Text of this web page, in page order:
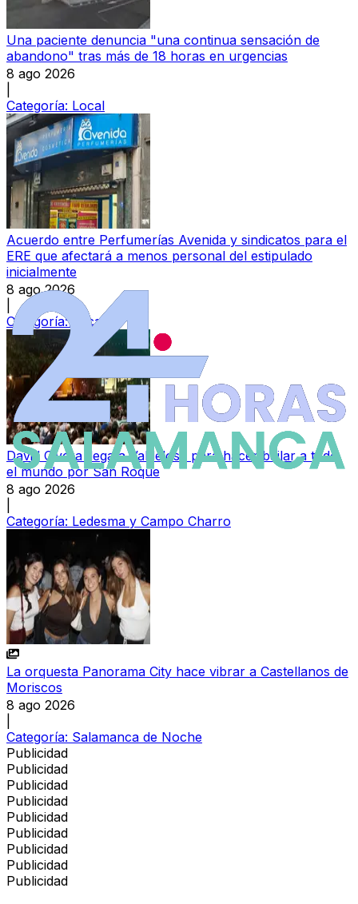
Una paciente denuncia "una continua sensación de
abandono" tras más de 18 horas en urgencias
8 ago 2026
Categoría: Local
Acuerdo entre Perfumerías Avenida y sindicatos para el
ERE que afectará a menos personal del estipulado
inicialmente
8 ago 2026
Categoría: Local
David Civera llega a Valdelosa para hacer bailar a todo
el mundo por San Roque
8 ago 2026
Categoría: Ledesma y Campo Charro
La orquesta Panorama City hace vibrar a Castellanos de
Moriscos
8 ago 2026
Categoría: Salamanca de Noche
Publicidad
Publicidad
Publicidad
Publicidad
Publicidad
Publicidad
Publicidad
Publicidad
Publicidad